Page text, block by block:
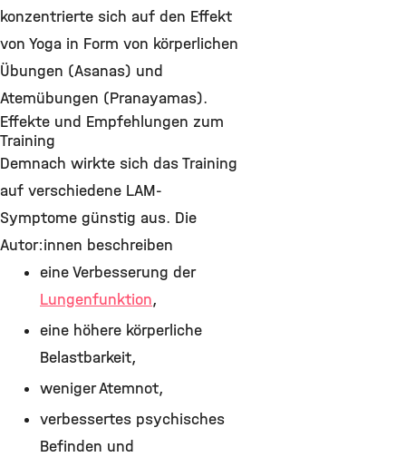
konzentrierte sich auf den Effekt
von Yoga in Form von körperlichen
Übungen (Asanas) und
Atemübungen (Pranayamas).
Effekte und Empfehlungen zum
Training
Demnach wirkte sich das Training
auf verschiedene LAM-
Symptome günstig aus. Die
Autor:innen beschreiben
eine Verbesserung der
Lungenfunktion,
eine höhere körperliche
Belastbarkeit,
weniger Atemnot,
verbessertes psychisches
Befinden und